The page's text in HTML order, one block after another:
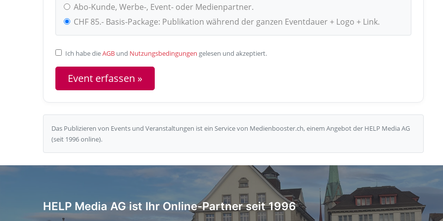
Abo-Kunde, Werbe-, Event- oder Medienpartner.
CHF 85.- Basis-Package: Publikation während der ganzen Eventdauer + Logo + Link.
Ich habe dieAGB und Nutzungsbedingungen gelesen und akzeptiert.
Das Publizieren von Events und Veranstaltungen ist ein Service von Medienbooster.ch, einem Angebot der HELP Media AG
(seit 1996 online).
HELP Media AG ist Ihr Online-Partner seit 1996